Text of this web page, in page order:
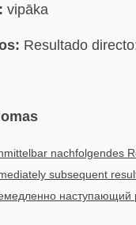
vipāka
Resultado
nachfolgendes
subsequent
наступающий